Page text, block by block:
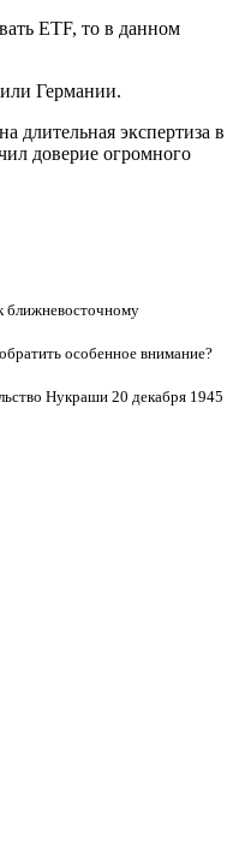
ETF, то в данном
Германии.
длительная экспертиза в
доверие огромного
ближневосточному
особенное внимание?
Нукраши 20 декабря 1945